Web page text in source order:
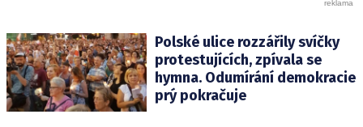
Polské ulice rozzářily svíčky
protestujících, zpívala se
hymna. Odumírání demokracie
prý pokračuje